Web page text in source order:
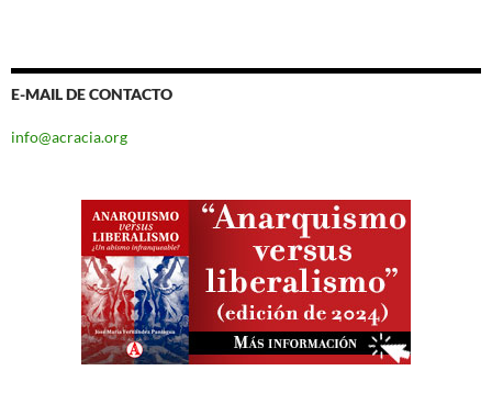
E-MAIL DE CONTACTO
info@acracia.org